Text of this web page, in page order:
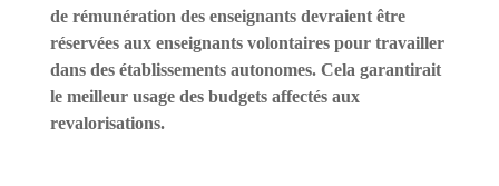
de rémunération des enseignants devraient être
réservées aux enseignants volontaires pour travailler
dans des établissements autonomes. Cela garantirait
le meilleur usage des budgets affectés aux
revalorisations.